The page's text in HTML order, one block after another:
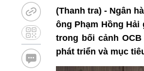
(Thanh tra) - Ngân
ông Phạm Hồng
trong bối cảnh
phát triển và mục